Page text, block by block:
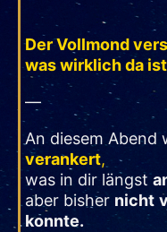
Der Vollmond
was wirklich da
—
An diesem Abend
verankert,
was in dir längst
aber bisher nicht
konnte.